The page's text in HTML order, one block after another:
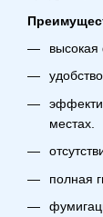
высокая
местах.
полная